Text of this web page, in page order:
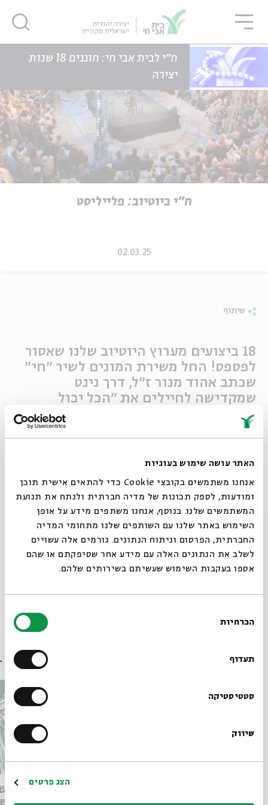
האתר עושה שימוש בעוגיות
אנחנו משתמשים בקובצי Cookie כדי להתאים אישית תוכן
ומודעות, לספק תכונות של מדיה חברתית ולנתח את תנועת
המשתמשים שלנו. בנוסף, אנחנו משתפים מידע על אופן
השימוש באתר שלנו עם השותפים שלנו מתחומי המדיה
החברתית, הפרסום וניתוח הנתונים. גורמים אלה עשויים
לשלב את הנתונים האלה עם מידע אחר שסיפקתם או שהם
אספו בעקבות השימוש שעשיתם בשירותים שלהם.
הסכמה
הכרחיות
תעדוף
סטטיסטיקה
שיווק
הצג פרטים
נוער
אנגלית
ח״י לבית אבי חי: חוגגים 18 שנות
יצירה
דף הבית כתבות ח"י ביוטיוב: פלייליסט
ח"י ביוטיוב: פלייליסט
02.03.25
שיתוף
18 ביצועים מערוץ היוטיוב שלנו שאסור
לפספס! החל משירת המונים לשיר "חי"
שכתב אהוד מנור ז"ל, דרך נינט
שמקדישה לחיילים את "הכל יכול
לקרות" ומתיסיהו ודניאל זמיר עם One
Day ועד לביצוע המרטיט של שי צברי
הליברלית
מותו
סגור
סגור